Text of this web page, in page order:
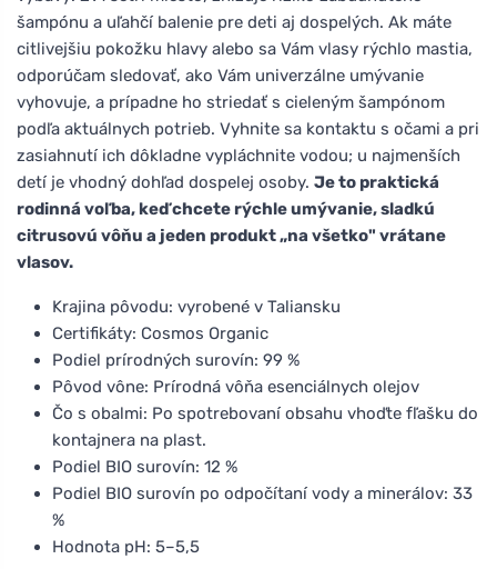
šampónu a uľahčí balenie pre deti aj dospelých. Ak máte
citlivejšiu pokožku hlavy alebo sa Vám vlasy rýchlo mastia,
odporúčam sledovať, ako Vám univerzálne umývanie
vyhovuje, a prípadne ho striedať s cieleným šampónom
podľa aktuálnych potrieb. Vyhnite sa kontaktu s očami a pri
zasiahnutí ich dôkladne vypláchnite vodou; u najmenších
detí je vhodný dohľad dospelej osoby. Je to praktická
rodinná voľba, keď chcete rýchle umývanie, sladkú
citrusovú vôňu a jeden produkt „na všetko" vrátane
vlasov.
Krajina pôvodu: vyrobené v Taliansku
Certifikáty: Cosmos Organic
Podiel prírodných surovín: 99 %
Pôvod vône: Prírodná vôňa esenciálnych olejov
Čo s obalmi: Po spotrebovaní obsahu vhoďte fľašku do
kontajnera na plast.
Podiel BIO surovín: 12 %
Podiel BIO surovín po odpočítaní vody a minerálov: 33
%
Hodnota pH: 5–5,5